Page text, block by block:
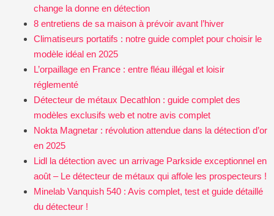
change la donne en détection
8 entretiens de sa maison à prévoir avant l’hiver
Climatiseurs portatifs : notre guide complet pour choisir le
modèle idéal en 2025
L’orpaillage en France : entre fléau illégal et loisir
réglementé
Détecteur de métaux Decathlon : guide complet des
modèles exclusifs web et notre avis complet
Nokta Magnetar : révolution attendue dans la détection d’or
en 2025
Lidl la détection avec un arrivage Parkside exceptionnel en
août – Le détecteur de métaux qui affole les prospecteurs !
Minelab Vanquish 540 : Avis complet, test et guide détaillé
du détecteur !